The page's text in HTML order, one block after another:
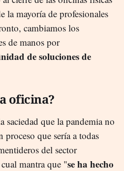
la mayoría de profesionales
cambiamos los
de manos por
de soluciones de
oficina?
saciedad que la pandemia no
proceso que sería a todas
del sector
mantra que "se ha hecho